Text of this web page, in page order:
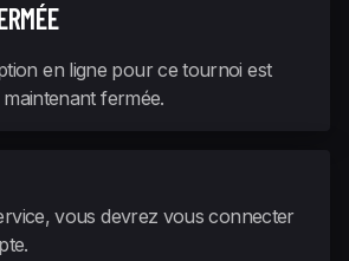
en ligne pour ce tournoi est
maintenant fermée.
vous devrez vous connecter